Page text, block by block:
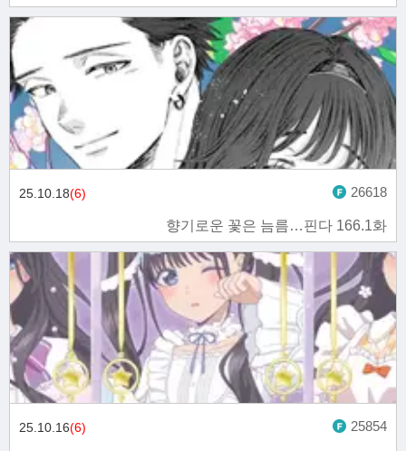
향기로운 꽃은 늠름…핀다 166.1화
25.10.18(6) 26618
25.10.16(6) 25854